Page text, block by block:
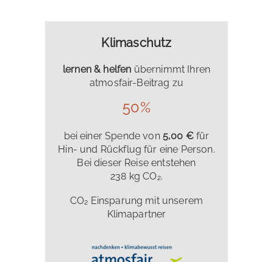
Klimaschutz
lernen & helfen übernimmt Ihren
atmosfair-Beitrag zu
50%
bei einer Spende von 5,00 €für
Hin- und Rückflug für eine Person.
Bei dieser Reise entstehen
238 kg CO₂.
CO₂ Einsparung mit unserem
Klimapartner